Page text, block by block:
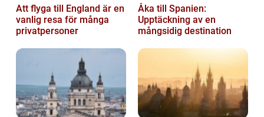
Att flyga till England är en
vanlig resa för många
privatpersoner
Åka till Spanien:
Upptäckning av en
mångsidig destination